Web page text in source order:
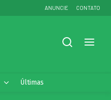
ANUNCIE CONTATO
Últimas